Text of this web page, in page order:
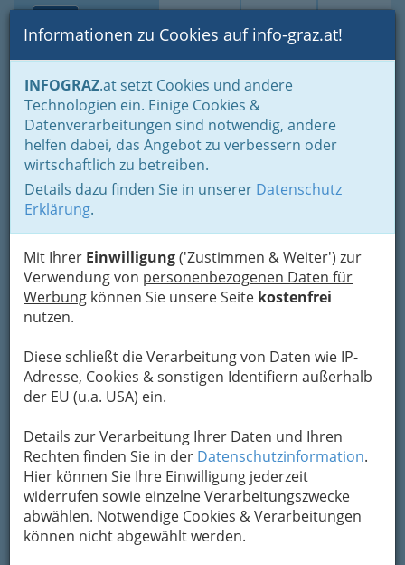
Suche Login Toggle
Informationen zu Cookies auf info-graz.at!
INFOGRAZ.at setzt Cookies und andere
Technologien ein. Einige Cookies &
Datenverarbeitungen sind notwendig, andere
helfen dabei, das Angebot zu verbessern oder
wirtschaftlich zu betreiben.
Details dazu finden Sie in unserer Datenschutz
Erklärung.
Mit Ihrer Einwilligung('Zustimmen & Weiter') zur
Verwendung von personenbezogenen Daten für
Werbung können Sie unsere Seite kostenfrei
nutzen.
Diese schließt die Verarbeitung von Daten wie IP-
Adresse, Cookies & sonstigen Identifiern außerhalb
der EU (u.a. USA) ein.
Details zur Verarbeitung Ihrer Daten und Ihren
Rechten finden Sie in der Datenschutzinformation.
Hier können Sie Ihre Einwilligung jederzeit
widerrufen sowie einzelne Verarbeitungszwecke
abwählen. Notwendige Cookies & Verarbeitungen
können nicht abgewählt werden.
Home Branchen
Notdienste für (fast) alle Fälle
Soziale Dienste
Soziale Dienste in Graz und
Umgebung, Betreuung,
Beratungsstellen,
Einrichtungen - Hilfe
Teilhabe - soziale Dienste: Jeder
Mensch ist einzigartig – wir sind
nicht alle gleich aber 100%
gleichberechtigt vor dem Gesetz!